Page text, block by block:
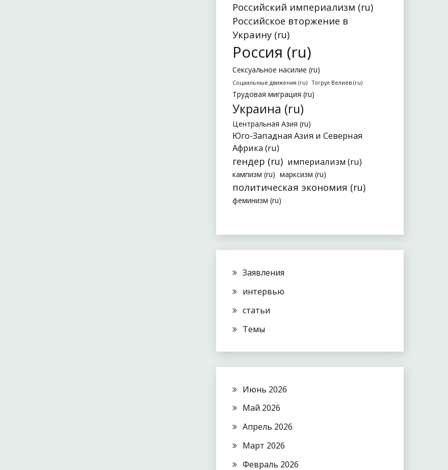
Российский империализм (ru)
Российское вторжение в
Украину (ru)
Россия (ru)
Сексуальное насилие (ru)
Социальные движения (ru) Тогрул Велиев (ru)
Трудовая миграция (ru)
Украина (ru)
Центральная Азия (ru)
Юго-Западная Азия и Северная
Африка (ru)
гендер (ru) империализм (ru)
кампизм (ru) марксизм (ru)
политическая экономия (ru)
феминизм (ru)
Заявления
интервью
статьи
Темы
Июнь 2026
Май 2026
Апрель 2026
Март 2026
Февраль 2026